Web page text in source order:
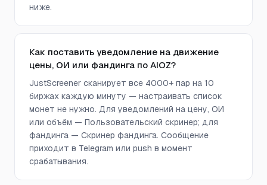
ниже.
Как поставить уведомление на движение
цены, ОИ или фандинга по AIOZ?
JustScreener сканирует все 4000+ пар на 10
биржах каждую минуту — настраивать список
монет не нужно. Для уведомлений на цену, ОИ
или объём — Пользовательский скринер; для
фандинга — Скринер фандинга. Сообщение
приходит в Telegram или push в момент
срабатывания.